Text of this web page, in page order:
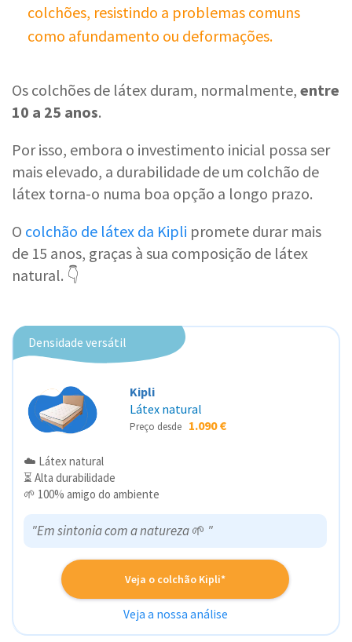
colchões, resistindo a problemas comuns
como afundamento ou deformações.
Os colchões de látex duram, normalmente, entre
10 a 25 anos.
Por isso, embora o investimento inicial possa ser
mais elevado, a durabilidade de um colchão de
látex torna-o numa boa opção a longo prazo.
O colchão de látex da Kipli promete durar mais
de 15 anos, graças à sua composição de látex
natural. 👇
Densidade versátil
Kipli
Látex natural
Preço desde 1.090 €
☁️ Látex natural
⏳ Alta durabilidade
🌱 100% amigo do ambiente
"Em sintonia com a natureza🌱 "
Veja o colchão Kipli*
Veja a nossa análise